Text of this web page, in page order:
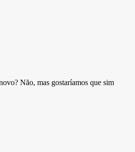
Não, mas gostaríamos que sim